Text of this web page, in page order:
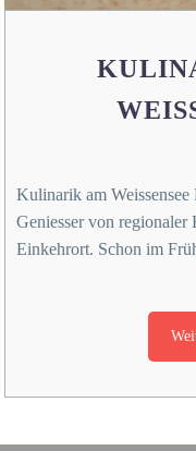
Kulinarik am Weissensee
Geniesser von
Einkehrort. Schon im